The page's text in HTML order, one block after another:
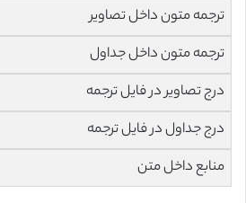
ترجمه متون داخل تصاویر
ترجمه متون داخل جداول
درج تصاویر در فایل ترجمه
درج جداول در فایل ترجمه
منابع داخل متن